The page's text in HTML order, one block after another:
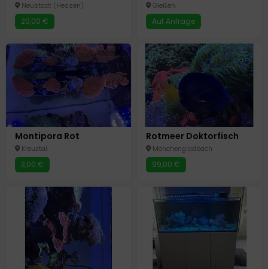
Neustadt (Hessen)
20,00 €
Gießen
Auf Anfrage
Montipora Rot
Kreuztal
3,00 €
Rotmeer Doktorfisch
Mönchengladbach
99,00 €